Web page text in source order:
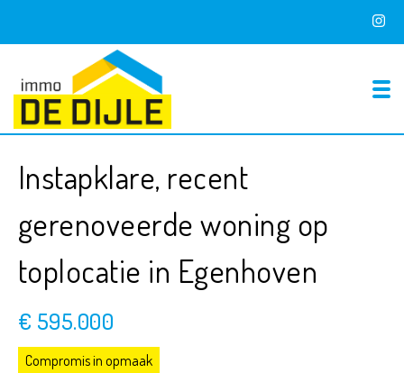
Instapklare, recent
gerenoveerde woning op
toplocatie in Egenhoven
€ 595.000
Compromis in opmaak